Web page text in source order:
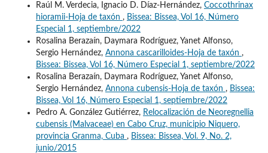
Raúl M. Verdecia, Ignacio D. Díaz-Hernández, Coccothrinax
hioramii-Hoja de taxón , Bissea: Bissea, Vol 16, Número
Especial 1, septiembre/2022
Rosalina Berazaín, Daymara Rodríguez, Yanet Alfonso,
Sergio Hernández, Annona cascarilloides-Hoja de taxón ,
Bissea: Bissea, Vol 16, Número Especial 1, septiembre/2022
Rosalina Berazaín, Daymara Rodríguez, Yanet Alfonso,
Sergio Hernández, Annona cubensis-Hoja de taxón , Bissea:
Bissea, Vol 16, Número Especial 1, septiembre/2022
Pedro A. González Gutiérrez, Relocalización de Neoregnellia
cubensis (Malvaceae) en Cabo Cruz, municipio Niquero,
provincia Granma, Cuba , Bissea: Bissea, Vol. 9, No. 2,
junio/2015